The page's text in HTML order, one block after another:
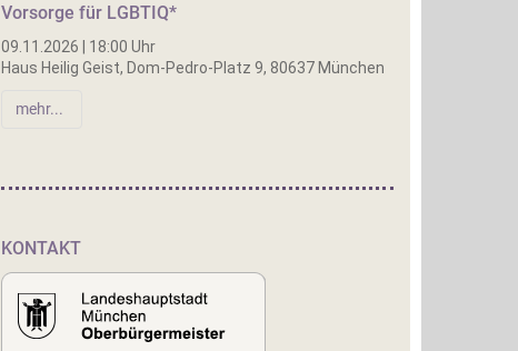
Vorsorge für LGBTIQ*
09.11.2026 | 18:00 Uhr
Haus Heilig Geist, Dom-Pedro-Platz 9, 80637 München
mehr...
KONTAKT